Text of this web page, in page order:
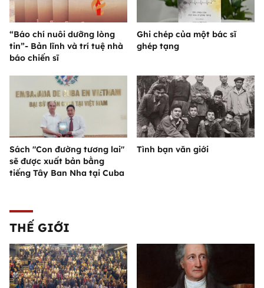
“Báo chí nuôi dưỡng lòng
tin”- Bản lĩnh và trí tuệ nhà
báo chiến sĩ
Ghi chép của một bác sĩ
ghép tạng
Sách "Con đường tương lai"
sẽ được xuất bản bằng
tiếng Tây Ban Nha tại Cuba
Tình bạn văn giới
THẾ GIỚI